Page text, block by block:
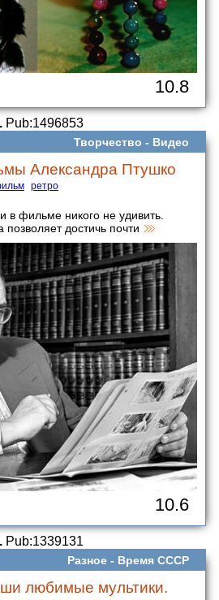
10.8
Pub:1496853
Творчество - Видео
Александра Птушко
ретро
в фильме никого не удивить.
достичь почти
10.6
Pub:1339131
Разное - Время СССР
любимые мультики.